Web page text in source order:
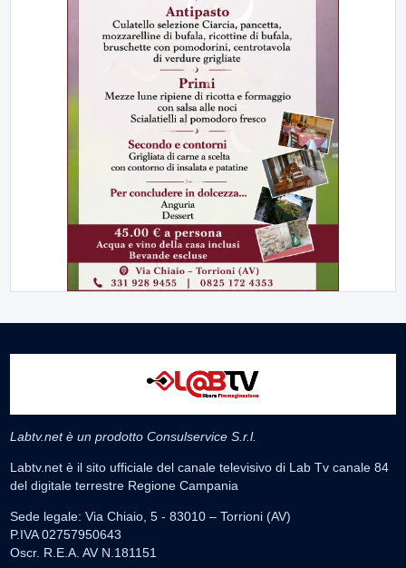
Labtv.net è un prodotto Consulservice S.r.l.
Labtv.net è il sito ufficiale del canale televisivo di Lab Tv canale 84
del digitale terrestre Regione Campania
Sede legale: Via Chiaio, 5 - 83010 – Torrioni (AV)
P.IVA 02757950643
Oscr. R.E.A. AV N.181151